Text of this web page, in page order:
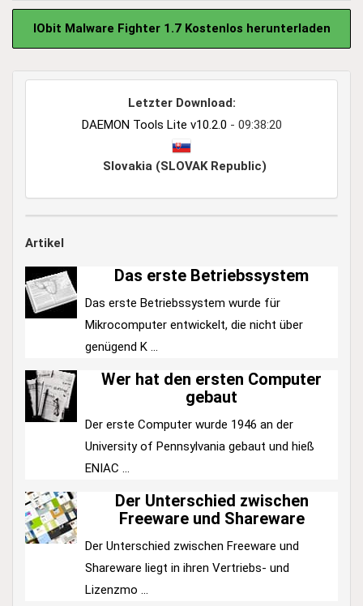
IObit Malware Fighter 1.7 Kostenlos herunterladen
Letzter Download:
DAEMON Tools Lite v10.2.0 - 09:38:20
Slovakia (SLOVAK Republic)
Artikel
Das erste Betriebssystem
Das erste Betriebssystem wurde für
Mikrocomputer entwickelt, die nicht über
genügend K ...
Wer hat den ersten Computer
gebaut
Der erste Computer wurde 1946 an der
University of Pennsylvania gebaut und hieß
ENIAC ...
Der Unterschied zwischen
Freeware und Shareware
Der Unterschied zwischen Freeware und
Shareware liegt in ihren Vertriebs- und
Lizenzmo ...